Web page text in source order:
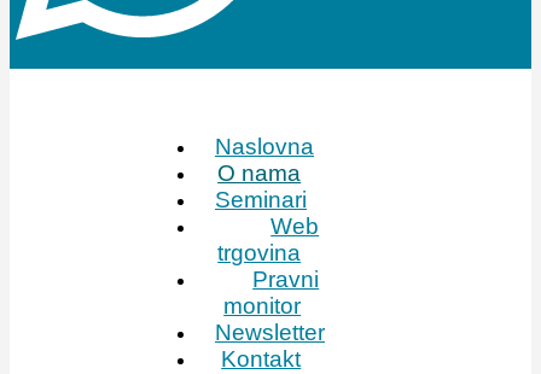
Naslovna
O nama
Seminari
Web
trgovina
Pravni
monitor
Newsletter
Kontakt